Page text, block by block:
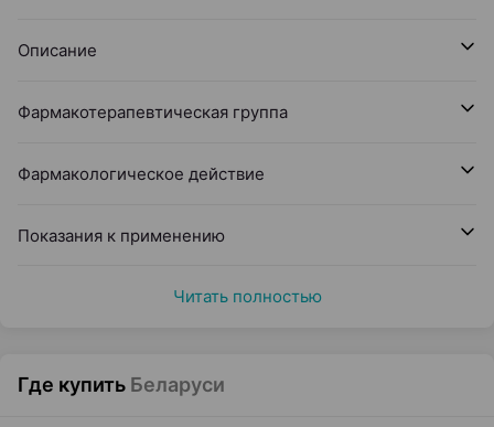
Описание
Фармакотерапевтическая группа
Фармакологическое действие
Показания к применению
Читать полностью
Где купить Беларуси